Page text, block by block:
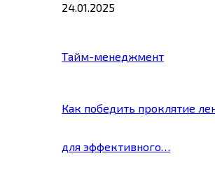
24.01.2025
Тайм-менеджмент
Как победить проклятие
для эффективного…